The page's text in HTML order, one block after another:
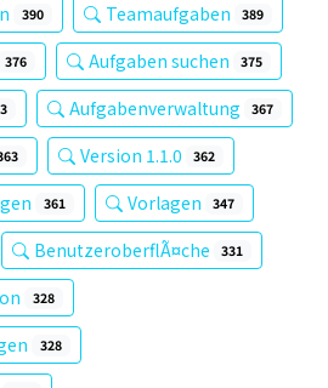
390 Teamaufgaben 389
376 Aufgaben suchen 375
Aufgabenverwaltung 367
Version 1.1.0 362
361 Vorlagen 347
BenutzeroberflÃ¤che 331
328
328